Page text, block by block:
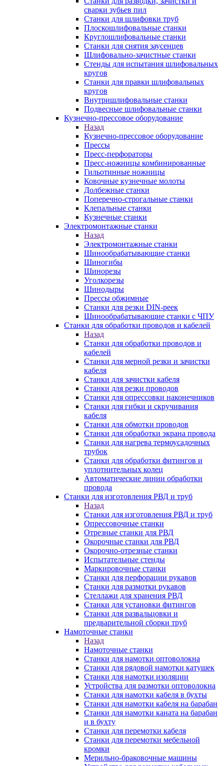
сварки зубьев пил
Станки для шлифовки труб
Плоскошлифовальные станки
Круглошлифовальные станки
Станки для снятия заусенцев
Шлифовально-зачистные станки
Стенды для испытания шлифовальных
кругов
Станки для правки шлифовальных
кругов
Внутришлифовальные станки
Подвесные шлифовальные станки
Кузнечно-прессовое оборудование
Назад
Кузнечно-прессовое оборудование
Прессы
Пресс-перфораторы
Пресс-ножницы комбинированные
Гильотинные ножницы
Ковочные кузнечные молоты
Долбежные станки
Поперечно-строгальные станки
Клепальные станки
Кузнечные станки
Электромонтажные станки
Назад
Электромонтажные станки
Шинообрабатывающие станки
Шиногибы
Шинорезы
Уголкорезы
Шинодыры
Прессы обжимные
Станки для резки DIN-реек
Шинообрабатывающие станки с ЧПУ
Станки для обработки проводов и кабелей
Назад
Станки для обработки проводов и
кабелей
Станки для мерной резки и зачистки
кабеля
Станки для зачистки кабеля
Станки для резки проводов
Станки для опрессовки наконечников
Станки для гибки и скручивания
кабеля
Станки для обмотки проводов
Станки для обработки экрана провода
Станки для нагрева термоусадочных
трубок
Станки для обработки фитингов и
уплотнительных колец
Автоматические линии обработки
провода
Станки для изготовления РВД и труб
Назад
Станки для изготовления РВД и труб
Опрессовочные станки
Отрезные станки для РВД
Окорочные станки для РВД
Окорочно-отрезные станки
Испытательные стенды
Маркировочные станки
Станки для перфорации рукавов
Станки для размотки рукавов
Стеллажи для хранения РВД
Станки для установки фитингов
Станки для развальцовки и
предварительной сборки труб
Намоточные станки
Назад
Намоточные станки
Станки для намотки оптоволокна
Станки для рядовой намотки катушек
Станки для намотки изоляции
Устройства для размотки оптоволокна
Станки для намотки кабеля в бухты
Станки для намотки кабеля на барабан
Станки для намотки каната на барабан
и в бухту
Станки для перемотки кабеля
Станки для перемотки мебельной
кромки
Мерильно-браковочные машины